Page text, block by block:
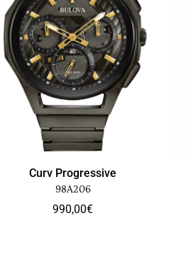
Curv Progressive
98A206
990,00€